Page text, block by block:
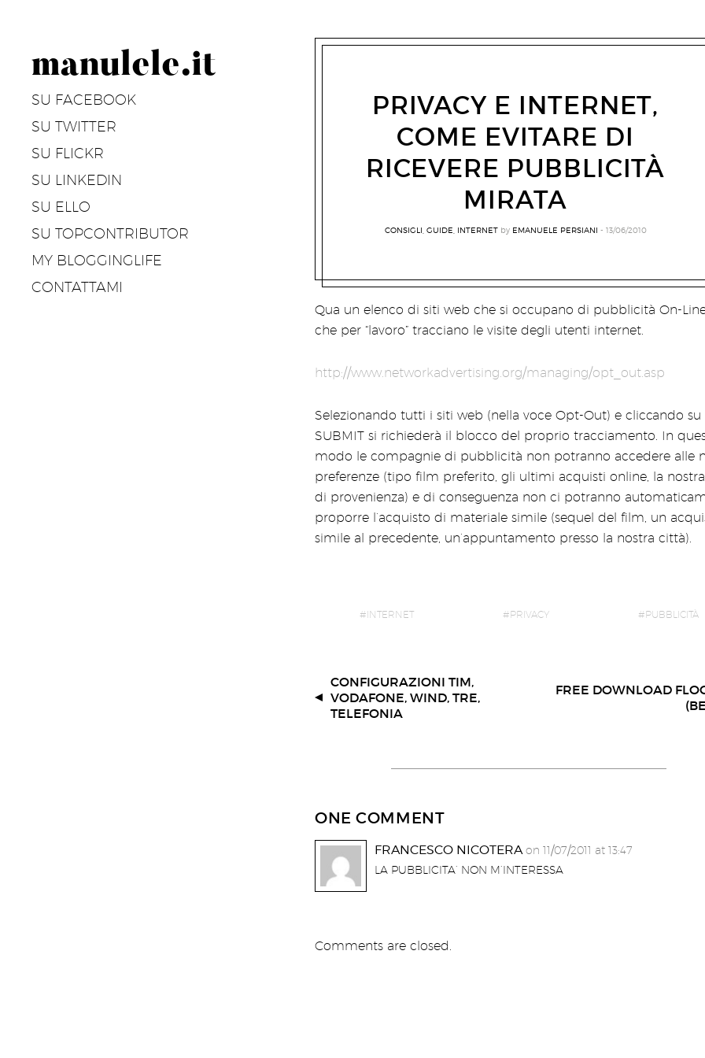
manulele.it
SU FACEBOOK
SU TWITTER
SU FLICKR
SU LINKEDIN
SU ELLO
SU TOPCONTRIBUTOR
MY BLOGGINGLIFE
CONTATTAMI
PRIVACY E INTERNET,
COME EVITARE DI
RICEVERE PUBBLICITÀ
MIRATA
CONSIGLI GUIDE INTERNET by EMANUELE PERSIANI 13/06/2010
Qua un elenco di siti web che si occupano di pubblicità On-
che per “lavoro” tracciano le visite degli utenti internet.
http://www.networkadvertising.org/managing/opt_out.asp
Selezionando tutti i siti web (nella voce Opt-Out) e cliccando su
SUBMIT si richiederà il blocco del proprio tracciamento. In
modo le compagnie di pubblicità non potranno accedere alle
preferenze (tipo film preferito, gli ultimi acquisti online, la
di provenienza) e di conseguenza non ci potranno
proporre l’acquisto di materiale simile (sequel del film, un
simile al precedente, un’appuntamento presso la nostra città).
INTERNET PRIVACY PUBBLICITÀ
CONFIGURAZIONI TIM,
VODAFONE, WIND, TRE,
TELEFONIA
FREE DOWNLOAD
ONE COMMENT
FRANCESCO NICOTERA on 11/07/2011 at 13:47
LA PUBBLICITA’ NON M’INTERESSA
Comments are closed.